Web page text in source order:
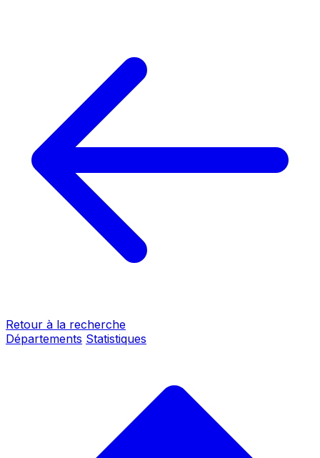
Retour à la recherche
Départements Statistiques